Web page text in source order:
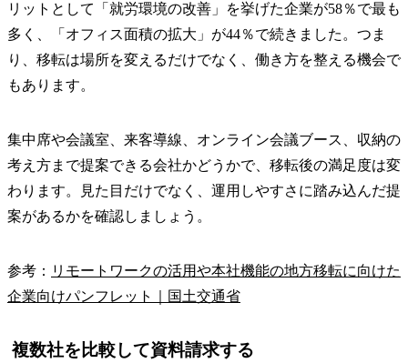
リットとして「就労環境の改善」を挙げた企業が58％で最も
多く、「オフィス面積の拡大」が44％で続きました。つま
り、移転は場所を変えるだけでなく、働き方を整える機会で
もあります。
集中席や会議室、来客導線、オンライン会議ブース、収納の
考え方まで提案できる会社かどうかで、移転後の満足度は変
わります。見た目だけでなく、運用しやすさに踏み込んだ提
案があるかを確認しましょう。
参考： リモートワークの活用や本社機能の地方移転に向けた
企業向けパンフレット｜国土交通省
複数社を比較して資料請求する